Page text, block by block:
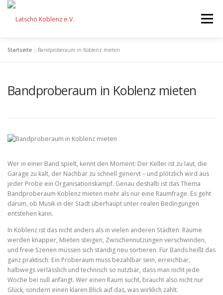
Zum
springen
Menü
VERANSTALTUNGEN AKTIONEN EQUIPMENT
Startseite »Bandproberaum in Koblenz mieten
Bandproberaum in Koblenz mieten
Wer in einer Band spielt, kennt den Moment: Der Keller ist zu laut, die
Garage zu kalt, der Nachbar zu schnell genervt – und plötzlich wird aus
jeder Probe ein Organisationskampf. Genau deshalb ist das Thema
Bandproberaum Koblenz mieten mehr als nur eine Raumfrage. Es geht
darum, ob Musik in der Stadt überhaupt unter realen Bedingungen
entstehen kann.
In Koblenz ist das nicht anders als in vielen anderen Städten. Räume
werden knapper, Mieten steigen, Zwischennutzungen verschwinden,
und freie Szenen müssen sich ständig neu sortieren. Für Bands heißt das
ganz praktisch: Ein Proberaum muss bezahlbar sein, erreichbar,
halbwegs verlässlich und technisch so nutzbar, dass man nicht jede
Woche bei null anfängt. Wer einen Raum sucht, braucht also nicht nur
Glück, sondern einen klaren Blick auf das, was wirklich zählt.